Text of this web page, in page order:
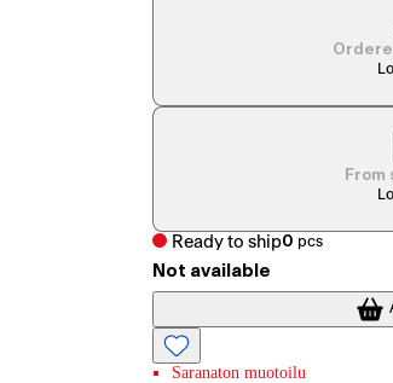
From
Ready to ship0 pcs
Not available
Saranaton muotoilu